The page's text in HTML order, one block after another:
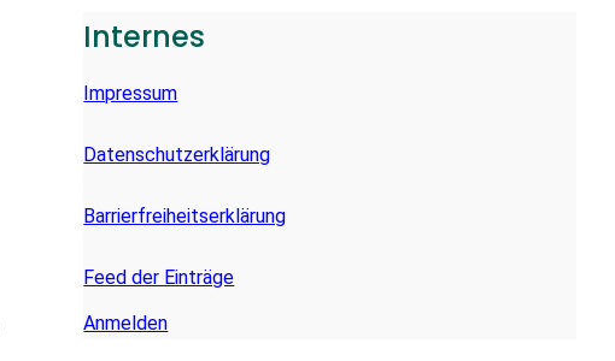
Internes
Impressum
Datenschutzerklärung
Barrierfreiheitserklärung
Feed der Einträge
Anmelden